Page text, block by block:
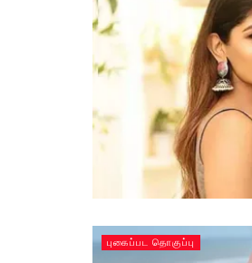
புகைப்பட தொகுப்பு